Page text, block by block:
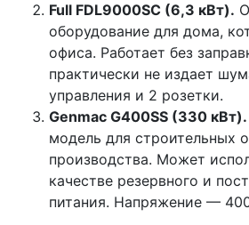
Full FDL9000SC (6,3 кВт).
оборудование для дома,
офиса. Работает без
практически не издает
управления и 2 розетки.
Genmac G400SS (330 кВт).
модель для строительных
производства. Может
качестве резервного и
питания. Напряжение —